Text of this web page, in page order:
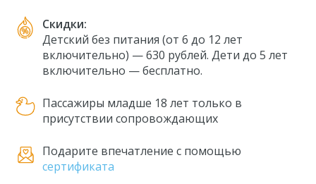
Скидки:
Детский без питания (от 6 до 12 лет
включительно) — 630 рублей. Дети до 5 лет
включительно — бесплатно.
Пассажиры младше 18 лет только в
присутствии сопровождающих
Подарите впечатление с помощью
сертификата